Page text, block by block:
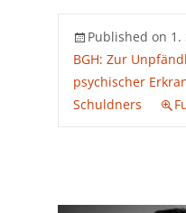
Published on 1.
BGH: Zur
psychischer
Schuldners